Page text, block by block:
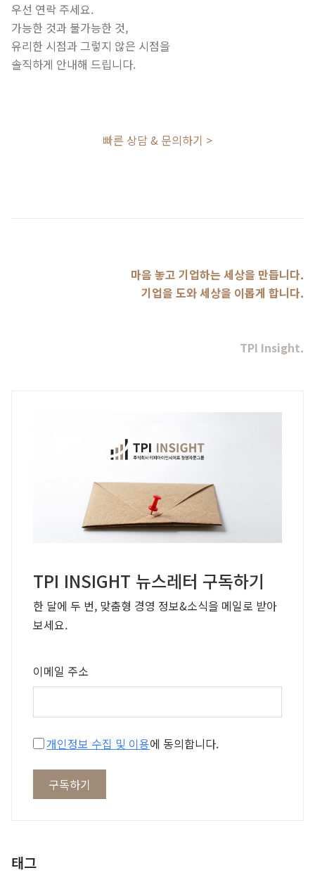
우선 연락 주세요.
가능한 것과 불가능한 것,
유리한 시점과 그렇지 않은 시점을
솔직하게 안내해 드립니다.
빠른 상담 & 문의하기 >
마음 놓고 기업하는 세상을 만듭니다.
기업을 도와 세상을 이롭게 합니다.
TPI Insight.
TPI INSIGHT 뉴스레터 구독하기
한 달에 두 번, 맞춤형 경영 정보&소식을 메일로 받아
보세요.
이메일 주소
개인정보 수집 및 이용에 동의합니다.
구독하기
태그